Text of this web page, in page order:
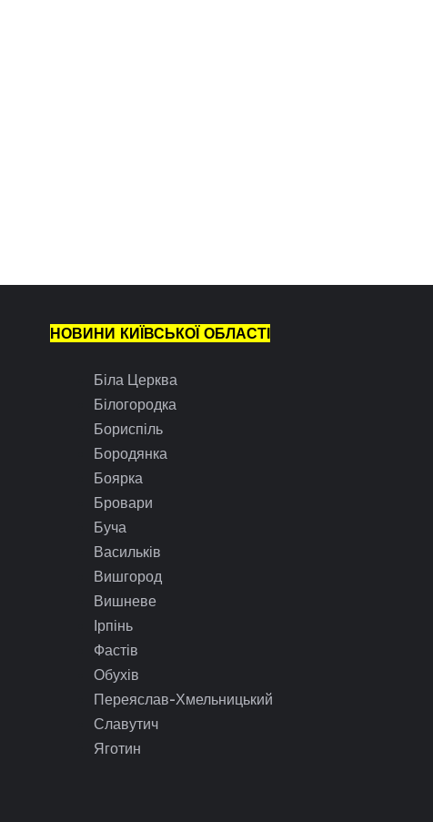
НОВИНИ КИЇВСЬКОЇ ОБЛАСТІ
Біла Церква
Білогородка
Бориспіль
Бородянка
Боярка
Бровари
Буча
Васильків
Вишгород
Вишневе
Ірпінь
Фастів
Обухів
Переяслав-Хмельницький
Славутич
Яготин